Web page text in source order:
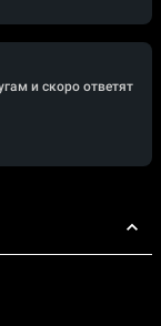
и скоро ответят